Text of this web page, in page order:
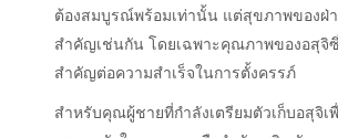
ต้องสมบูรณ์พร้อมเท่านั้น แต่สุขภาพของฝ่
สำคัญเช่นกัน โดยเฉพาะคุณภาพของอสุจิ
สำคัญต่อความสำเร็จในการตั้งครรภ์
สำหรับคุณผู้ชายที่กำลังเตรียมตัวเก็บอสุจิเ